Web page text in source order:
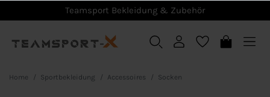
Teamsport Bekleidung & Zubehör
Home Sportbekleidung Accessoires Socken